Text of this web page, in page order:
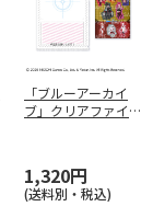
「ブルーアーカイ
ブ」クリアファイル
1,320円
(送料別・税込)